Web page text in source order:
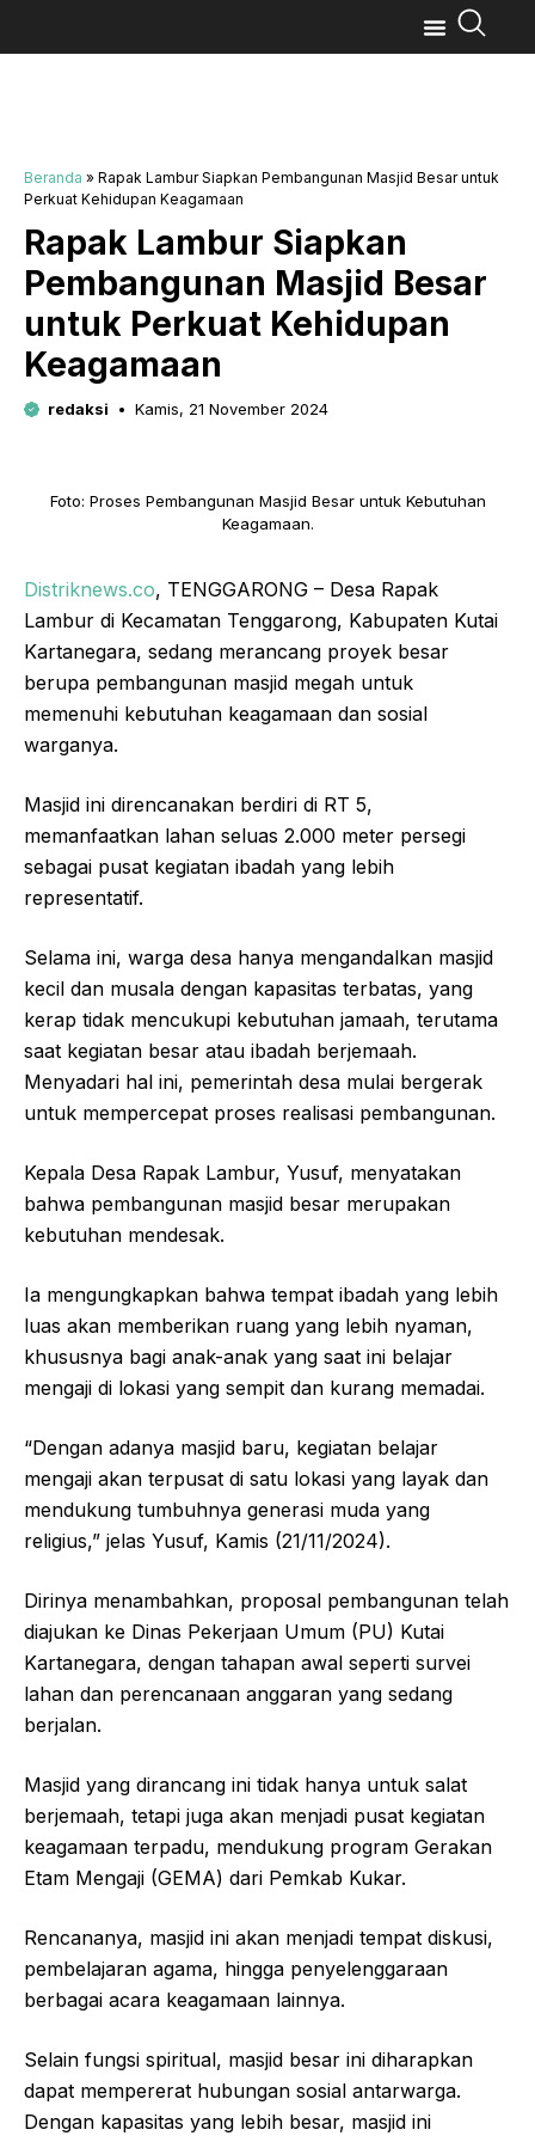
Beranda » Rapak Lambur Siapkan Pembangunan Masjid Besar untuk
Perkuat Kehidupan Keagamaan
Rapak Lambur Siapkan
Pembangunan Masjid Besar
untuk Perkuat Kehidupan
Keagamaan
redaksi Kamis, 21 November 2024
Foto: Proses Pembangunan Masjid Besar untuk Kebutuhan
Keagamaan.
Distriknews.co, TENGGARONG – Desa Rapak
Lambur di Kecamatan Tenggarong, Kabupaten Kutai
Kartanegara, sedang merancang proyek besar
berupa pembangunan masjid megah untuk
memenuhi kebutuhan keagamaan dan sosial
warganya.
Masjid ini direncanakan berdiri di RT 5,
memanfaatkan lahan seluas 2.000 meter persegi
sebagai pusat kegiatan ibadah yang lebih
representatif.
Selama ini, warga desa hanya mengandalkan masjid
kecil dan musala dengan kapasitas terbatas, yang
kerap tidak mencukupi kebutuhan jamaah, terutama
saat kegiatan besar atau ibadah berjemaah.
Menyadari hal ini, pemerintah desa mulai bergerak
untuk mempercepat proses realisasi pembangunan.
Kepala Desa Rapak Lambur, Yusuf, menyatakan
bahwa pembangunan masjid besar merupakan
kebutuhan mendesak.
Ia mengungkapkan bahwa tempat ibadah yang lebih
luas akan memberikan ruang yang lebih nyaman,
khususnya bagi anak-anak yang saat ini belajar
mengaji di lokasi yang sempit dan kurang memadai.
“Dengan adanya masjid baru, kegiatan belajar
mengaji akan terpusat di satu lokasi yang layak dan
mendukung tumbuhnya generasi muda yang
religius,” jelas Yusuf, Kamis (21/11/2024).
Dirinya menambahkan, proposal pembangunan telah
diajukan ke Dinas Pekerjaan Umum (PU) Kutai
Kartanegara, dengan tahapan awal seperti survei
lahan dan perencanaan anggaran yang sedang
berjalan.
Masjid yang dirancang ini tidak hanya untuk salat
berjemaah, tetapi juga akan menjadi pusat kegiatan
keagamaan terpadu, mendukung program Gerakan
Etam Mengaji (GEMA) dari Pemkab Kukar.
Rencananya, masjid ini akan menjadi tempat diskusi,
pembelajaran agama, hingga penyelenggaraan
berbagai acara keagamaan lainnya.
Selain fungsi spiritual, masjid besar ini diharapkan
dapat mempererat hubungan sosial antarwarga.
Dengan kapasitas yang lebih besar, masjid ini